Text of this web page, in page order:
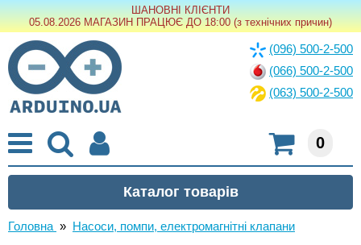
ШАНОВНІ КЛІЄНТИ
05.08.2026 МАГАЗИН ПРАЦЮЄ ДО 18:00 (з технічних причин)
(096) 500-2-500
(066) 500-2-500
(063) 500-2-500
0
Головна » Насоси, помпи, електромагнітні клапани